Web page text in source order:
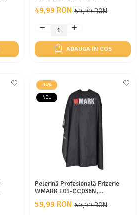
prindere cu cleme, neagra
59,99 RON
49,99 RON
ADAUGA IN COS
-14%
NOU
Pelerină Profesională Frizerie
WMARK E01-CC036N,
Poliester Premium, Guler Silicon
69,99 RON
59,99 RON